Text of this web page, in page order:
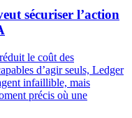
sécuriser l’action
le coût des
d’agir seuls, Ledger
infaillible, mais
précis où une